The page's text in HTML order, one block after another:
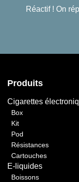
Réactif ! On
Produits
Cigarettes
Box
Kit
Pod
Résistances
Cartouches
E-liquides
Boissons